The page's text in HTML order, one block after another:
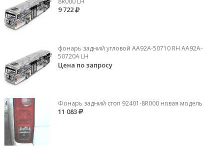
9 722
фонарь задний угловой AA92A-50710 RH AA92A-
50720A LH
Цена по запросу
Фонарь задний стоп 92401-8R000 новая модель
11 083